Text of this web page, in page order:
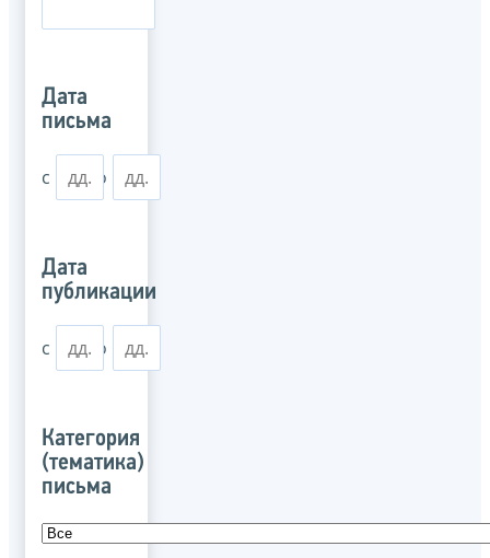
Дата
письма
с по
Дата
публикации
с по
Категория
(тематика)
письма